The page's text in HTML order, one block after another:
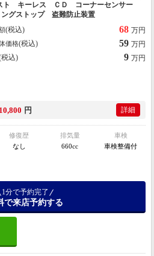
ト キーレス ＣＤ コーナーセンサー
グストップ 盗難防止装置
(税込) 68 万円
価格(税込) 59 万円
税込) 9 万円
10,800 円 詳細
修復歴
なし
排気量
660cc
車検
車検整備付
1分で予約完了
で来店予約する